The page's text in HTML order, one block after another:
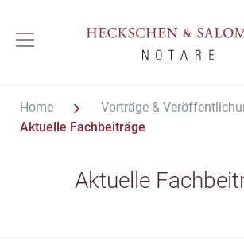
Home
Vorträge &
Aktuelle Fachbeiträge
Aktuelle